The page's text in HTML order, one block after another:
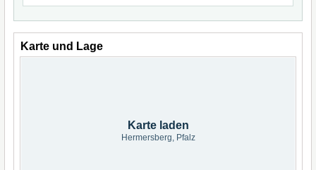
Karte und Lage
Karte laden
Hermersberg, Pfalz